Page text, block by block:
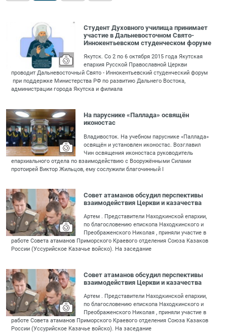
Студент Духовного училища принимает
участие в Дальневосточном Свято-
Иннокентьевском студенческом форуме
Якутск. Со 2 по 6 октября 2015 года Якутская
епархия Русской Православной Церкви
проводит Дальневосточный Свято - Иннокентьевский студенческий форум
при поддержке Министерства РФ по развитию Дальнего Востока,
администрации города Якутска и филиала
На паруснике «Паллада» освящён
иконостас
Владивосток. На учебном паруснике «Паллада»
освящён и установлен иконостас. Возглавил
Чин освящения иконостаса руководитель
епархиального отдела по взаимодействию с Вооружёнными Силами
протоирей Виктор Жильцов, ему сослужили благочинный I
Совет атаманов обсудил перспективы
взаимодействия Церкви и казачества
Артем . Представители Находкинской епархии,
по благословению епископа Находкинского и
Преображенского Николая , приняли участие в
работе Совета атаманов Приморского Краевого отделения Союза Казаков
России (Уссурийское Казачье войско). На заседание
Совет атаманов обсудил перспективы
взаимодействия Церкви и казачества
Артем . Представители Находкинской епархии,
по благословению епископа Находкинского и
Преображенского Николая , приняли участие в
работе Совета атаманов Приморского Краевого отделения Союза Казаков
России (Уссурийское Казачье войско). На заседание